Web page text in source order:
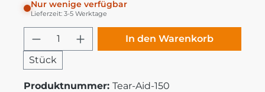
Nur wenige verfügbar
Lieferzeit: 3-5 Werktage
Produkt Anzahl: Gib den
Stück
In den Warenkorb
Produktnummer: Tear-Aid-150